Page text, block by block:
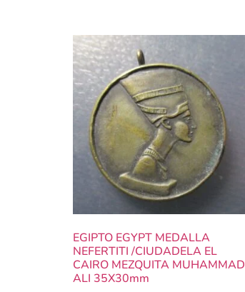
EGIPTO EGYPT MEDALLA
NEFERTITI /CIUDADELA EL
CAIRO MEZQUITA MUHAMMAD
ALI 35X30mm